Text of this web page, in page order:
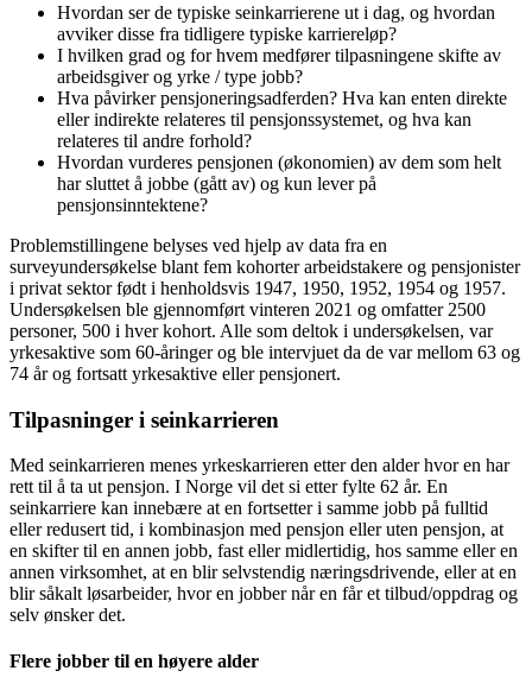
Hvordan ser de typiske seinkarrierene ut i dag, og hvordan
avviker disse fra tidligere typiske karriereløp?
I hvilken grad og for hvem medfører tilpasningene skifte av
arbeidsgiver og yrke / type jobb?
Hva påvirker pensjoneringsadferden? Hva kan enten direkte
eller indirekte relateres til pensjonssystemet, og hva kan
relateres til andre forhold?
Hvordan vurderes pensjonen (økonomien) av dem som helt
har sluttet å jobbe (gått av) og kun lever på
pensjonsinntektene?
Problemstillingene belyses ved hjelp av data fra en
surveyundersøkelse blant fem kohorter arbeidstakere og pensjonister
i privat sektor født i henholdsvis 1947, 1950, 1952, 1954 og 1957.
Undersøkelsen ble gjennomført vinteren 2021 og omfatter 2500
personer, 500 i hver kohort. Alle som deltok i undersøkelsen, var
yrkesaktive som 60-åringer og ble intervjuet da de var mellom 63 og
74 år og fortsatt yrkesaktive eller pensjonert.
Tilpasninger i seinkarrieren
Med seinkarrieren menes yrkeskarrieren etter den alder hvor en har
rett til å ta ut pensjon. I Norge vil det si etter fylte 62 år. En
seinkarriere kan innebære at en fortsetter i samme jobb på fulltid
eller redusert tid, i kombinasjon med pensjon eller uten pensjon, at
en skifter til en annen jobb, fast eller midlertidig, hos samme eller en
annen virksomhet, at en blir selvstendig næringsdrivende, eller at en
blir såkalt løsarbeider, hvor en jobber når en får et tilbud/oppdrag og
selv ønsker det.
Flere jobber til en høyere alder